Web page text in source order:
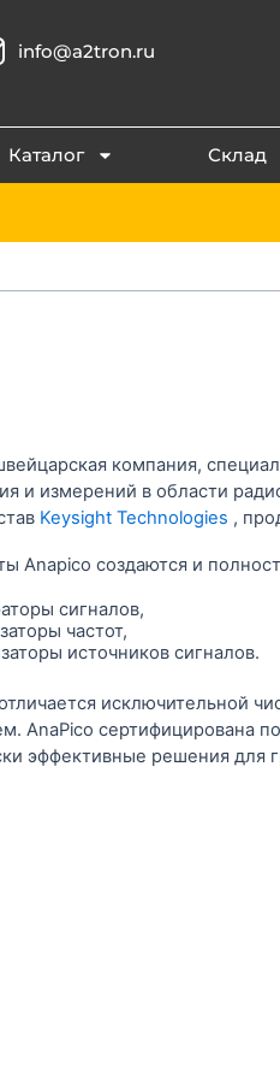
info@a2tron.ru
Каталог Склад
компания,
и измерений в области
Keysight Technologies ,
Anapico создаются и
сигналов,
частот,
источников сигналов.
исключительной
AnaPico сертифицирована
эффективные решения для